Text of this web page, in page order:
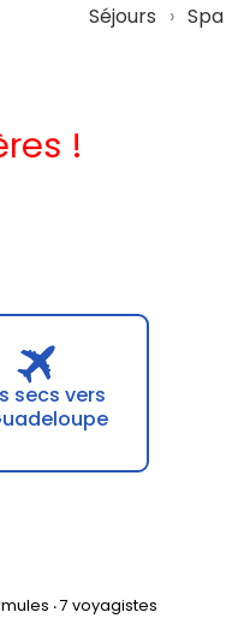
Séjours Spa
!
secs vers
‧ 7 voyagistes